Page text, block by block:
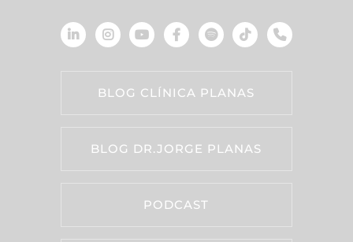
BLOG CLÍNICA PLANAS
BLOG DR.JORGE PLANAS
PODCAST